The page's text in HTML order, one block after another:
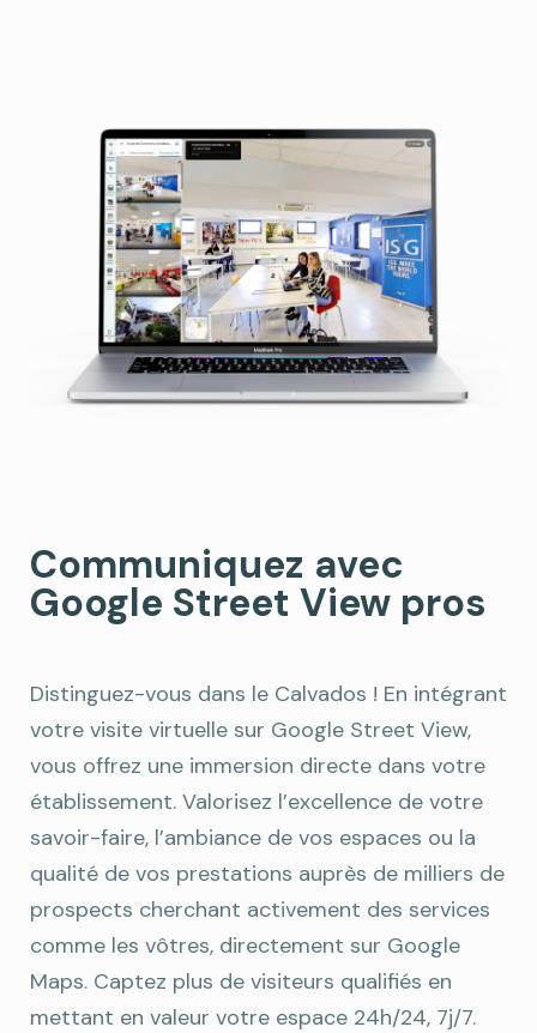
Communiquez avec
Google Street View pros
Distinguez-vous dans le Calvados ! En intégrant
votre visite virtuelle sur Google Street View,
vous offrez une immersion directe dans votre
établissement. Valorisez l’excellence de votre
savoir-faire, l’ambiance de vos espaces ou la
qualité de vos prestations auprès de milliers de
prospects cherchant activement des services
comme les vôtres, directement sur Google
Maps. Captez plus de visiteurs qualifiés en
mettant en valeur votre espace 24h/24, 7j/7.